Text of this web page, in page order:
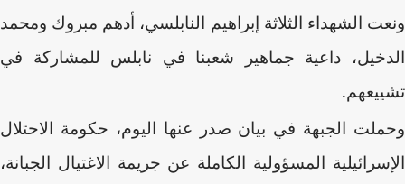
ونعت الشهداء الثلاثة إبراهيم النابلسي، أدهم مبروك ومحمد
الدخيل، داعية جماهير شعبنا في نابلس للمشاركة في
تشييعهم.
وحملت الجبهة في بيان صدر عنها اليوم، حكومة الاحتلال
الإسرائيلية المسؤولية الكاملة عن جريمة الاغتيال الجبانة،